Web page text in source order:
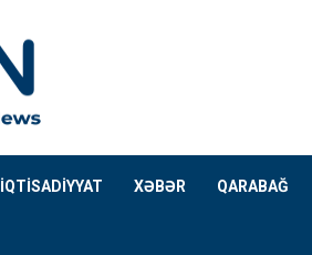
İQTİSADİYYAT XƏBƏR QARABAĞ